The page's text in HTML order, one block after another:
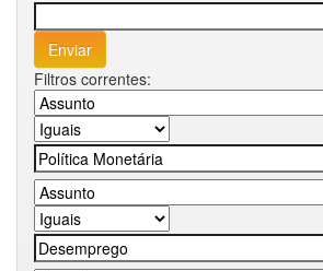
Filtros correntes: